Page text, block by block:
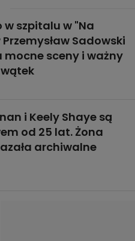
w szpitalu w "Na
Sadowski
sceny i ważny
wątek
i Keely Shaye są
od 25 lat. Żona
archiwalne